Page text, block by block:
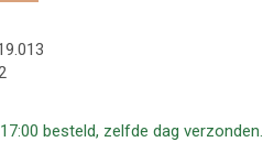
besteld, zelfde dag verzonden.